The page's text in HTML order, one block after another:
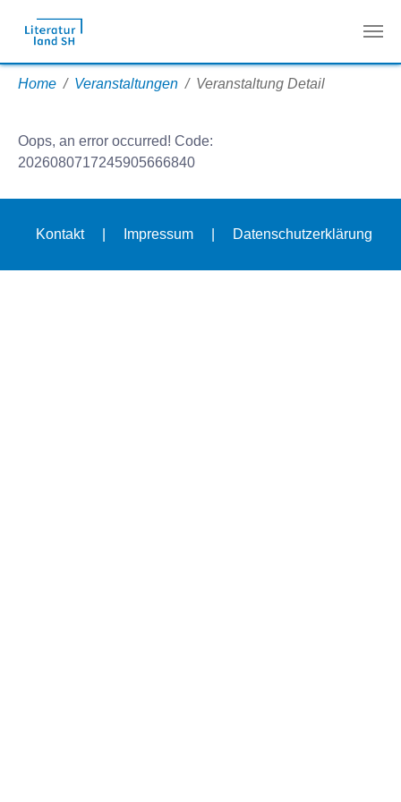
Zum Hauptinhalt springen
Sie sind hier:
Home Veranstaltungen Veranstaltung Detail
Oops, an error occurred! Code:
2026080717245905666840
Kontakt Impressum Datenschutzerklärung